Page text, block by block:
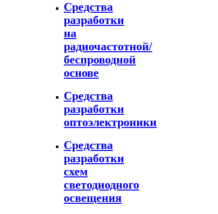
Средства
разработки
на
радиочастотной/
беспроводной
основе
Средства
разработки
оптоэлектроники
Средства
разработки
схем
светодиодного
освещения